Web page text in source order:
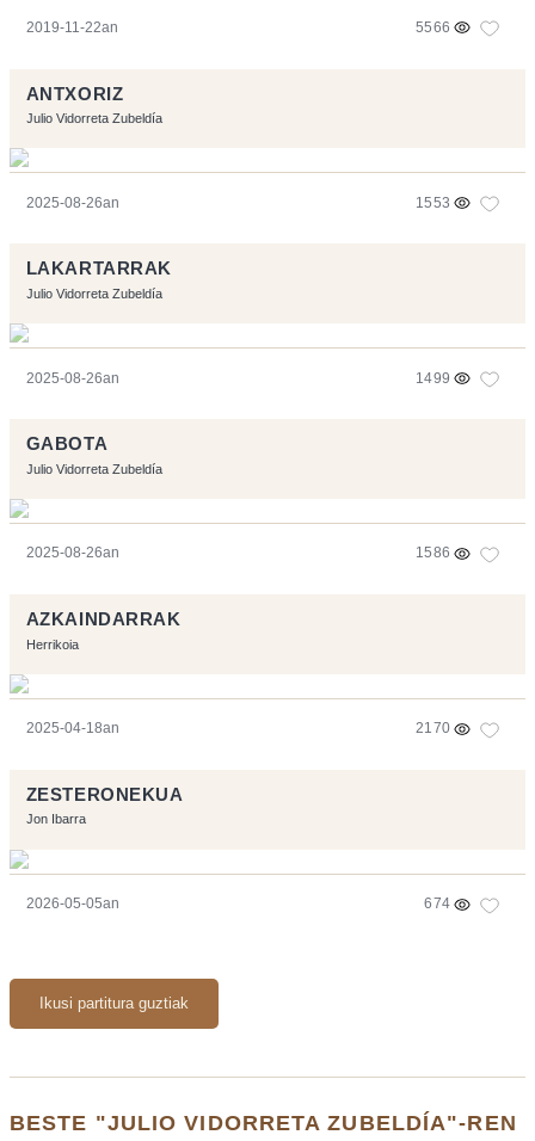
2019-11-22an 5566
ANTXORIZ
Julio Vidorreta Zubeldía
2025-08-26an 1553
LAKARTARRAK
Julio Vidorreta Zubeldía
2025-08-26an 1499
GABOTA
Julio Vidorreta Zubeldía
2025-08-26an 1586
AZKAINDARRAK
Herrikoia
2025-04-18an 2170
ZESTERONEKUA
Jon Ibarra
2026-05-05an 674
Ikusi partitura guztiak
BESTE "JULIO VIDORRETA ZUBELDÍA"-REN